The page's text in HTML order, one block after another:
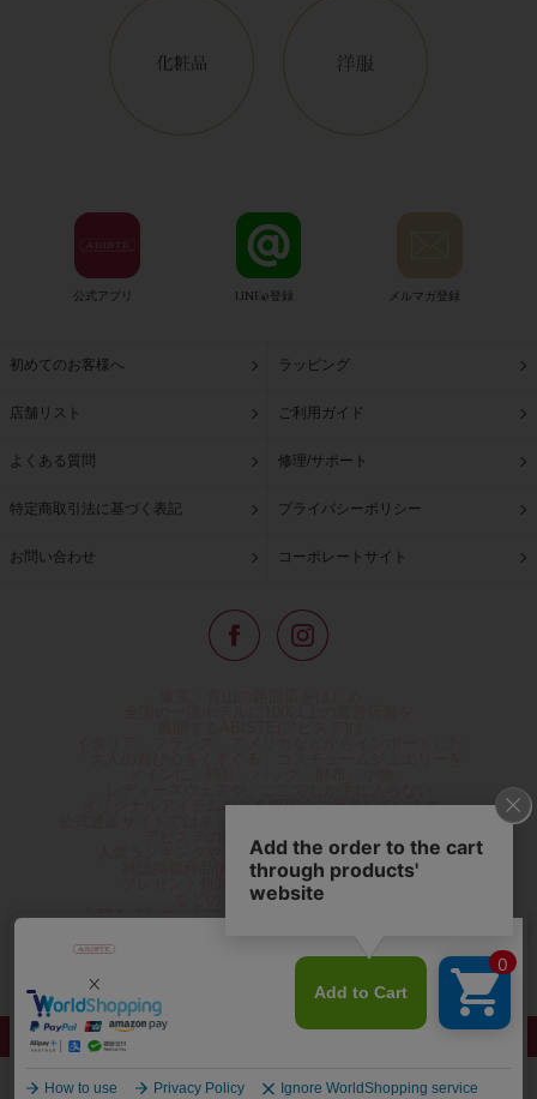
公式アプリ LINE@登録 メルマガ登録
初めてのお客様へ ラッピング
店舗リスト ご利用ガイド
よくある質問 修理/サポート
特定商取引法に基づく表記 プライバシーポリシー
お問い合わせ コーポレートサイト
オリジナルアイテムなどを幅広くご用意しています。
アビステの幅広い商品を取り揃え、
人気ランキングやテレビなどメディア着用商品、
雑誌掲載商品情報を紹介するコンテンツ、
プレゼント包装無料や独自のポイント還元
などのサービスをご提供。
心躍るインポートアクセサリーや時計、小物などで、
夢やときめきを与えられるよう願っています。
◆ギフトラッピング無料/11,000円以上のご注文で送料無料◆
©ABISTE WEB SHOP